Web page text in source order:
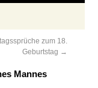
zum 18.
Geburtstag →
Mannes